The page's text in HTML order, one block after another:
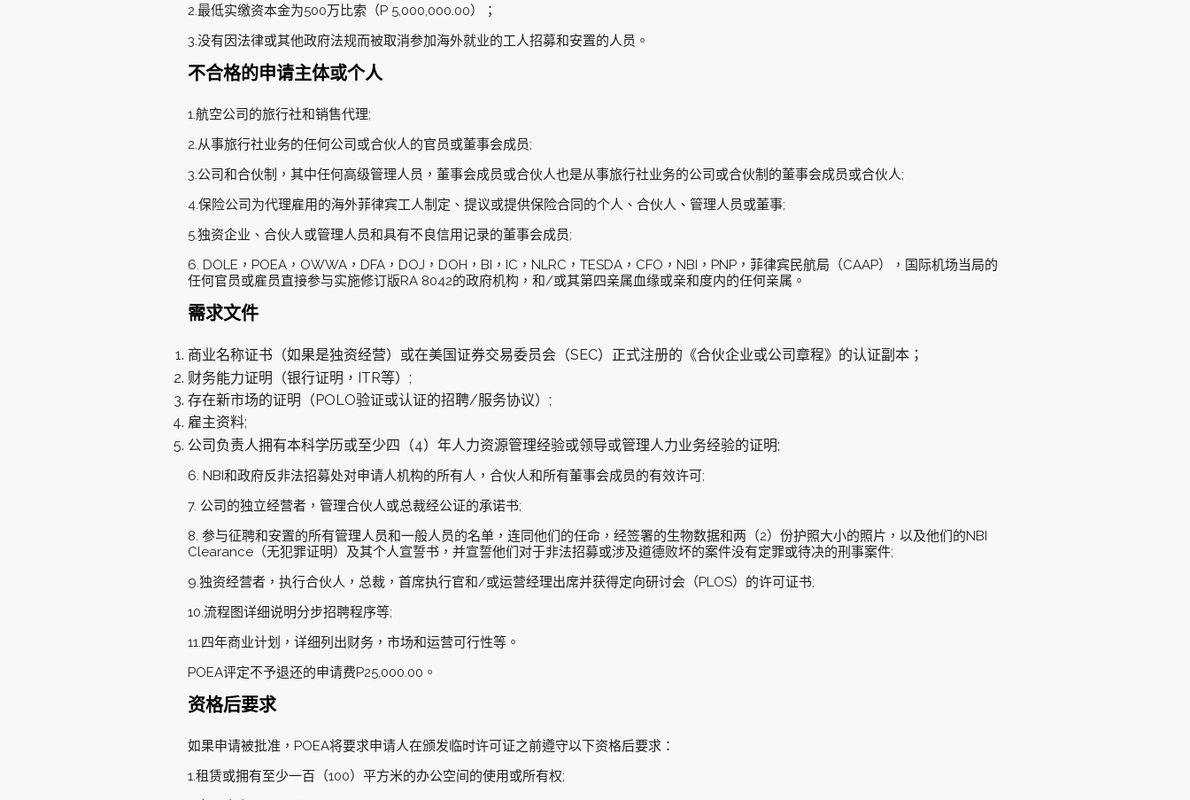
2.最低实缴资本金为500万比索（P 5,000,000.00）；
3.没有因法律或其他政府法规而被取消参加海外就业的工人招募和安置的人员。
不合格的申请主体或个人
1.航空公司的旅行社和销售代理;
2.从事旅行社业务的任何公司或合伙人的官员或董事会成员;
3.公司和合伙制，其中任何高级管理人员，董事会成员或合伙人也是从事旅行社业务的公司或合伙制的董事会成员或合伙人;
4.保险公司为代理雇用的海外菲律宾工人制定、提议或提供保险合同的个人、合伙人、管理人员或董事;
5.独资企业、合伙人或管理人员和具有不良信用记录的董事会成员;
6. DOLE，POEA，OWWA，DFA，DOJ，DOH，BI，IC，NLRC，TESDA，CFO，NBI，PNP，菲律宾民航局（CAAP），国际机场当局的
任何官员或雇员直接参与实施修订版RA 8042的政府机构，和/或其第四亲属血缘或亲和度内的任何亲属。
需求文件
商业名称证书（如果是独资经营）或在美国证券交易委员会（SEC）正式注册的《合伙企业或公司章程》的认证副本；
财务能力证明（银行证明，ITR等）;
存在新市场的证明（POLO验证或认证的招聘/服务协议）;
雇主资料;
公司负责人拥有本科学历或至少四（4）年人力资源管理经验或领导或管理人力业务经验的证明;
6. NBI和政府反非法招募处对申请人机构的所有人，合伙人和所有董事会成员的有效许可;
7. 公司的独立经营者，管理合伙人或总裁经公证的承诺书;
8. 参与征聘和安置的所有管理人员和一般人员的名单，连同他们的任命，经签署的生物数据和两（2）份护照大小的照片，以及他们的NBI
Clearance（无犯罪证明）及其个人宣誓书，并宣誓他们对于非法招募或涉及道德败坏的案件没有定罪或待决的刑事案件;
9.独资经营者，执行合伙人，总裁，首席执行官和/或运营经理出席并获得定向研讨会（PLOS）的许可证书;
10.流程图详细说明分步招聘程序等;
11.四年商业计划，详细列出财务，市场和运营可行性等。
POEA评定不予退还的申请费P25,000.00。
资格后要求
如果申请被批准，POEA将要求申请人在颁发临时许可证之前遵守以下资格后要求：
1.租赁或拥有至少一百（100）平方米的办公空间的使用或所有权;